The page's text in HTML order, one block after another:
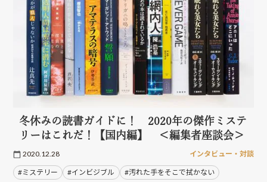
冬休みの読書ガイドに！ 2020年の傑作ミステ
リーはこれだ！【国内編】 ＜編集者座談会＞
2020.12.28 インタビュー・対談
#ミステリー #インビジブル #汚れた手をそこで拭かない